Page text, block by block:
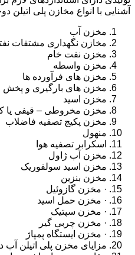
آشنایی با انواع مخازن پلی اتیلن
مخزن آب
مخازن نگهداری مشتقات
مخزن نفت خام
مخزن واسطه
مخزن های فرآورده ها
مخزن های بارگیری و پخش
مخزن اسید
مخزن مخروطی – قیفی یا
مخزن پکیج تصفیه فاضلاب
منهول
اسکرابر تصفیه هوا
مخزن آب ژاول
مخزن اسید سولفوریک
مخزن بنزین
· مخزن گازوئیل
· مخزن حمل اسید
· مخزن سپتیک
· مخزن چربی گیر
· مخزن ایستگاه پمپاژ
مزایای مخزن پلی اتیلن آب